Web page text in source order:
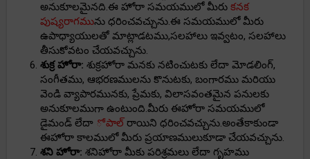
అనుకూలమైనది.ఈ హోరా సమయములో మీరు కనక
పుష్యరాగమును ధరించవచ్చును.ఈ సమయములో మీరు
ఉపాధ్యాయులతో మాట్లాడటము,సలహాలు ఇవ్వటం, సలహాలు
తీసుకోవటం చేయవచ్చును.
శుక్ర హోరా: శుక్రహోరా మనకు నటించుటకు లేదా మోడలింగ్,
సంగీతము, ఆభరణములను కొనుటకు, బంగారము మరియు
వెండి వ్యాపారమునకు, ప్రేమకు, విలాసవంతమైన పనులకు
అనుకూలముగా ఉంటుంది.మీరు ఈహోరా సమయములో
డైమండ్ లేదా ోపాల్ రాయిని ధరించవచ్చును.అంతేకాకుండా
ఈహోరా కాలములో మీరు ప్రయాణములుకూడా చేయవచ్చును.
శని హోరా: శనిహోరా మీకు పరిశ్రమలు లేదా గృహము